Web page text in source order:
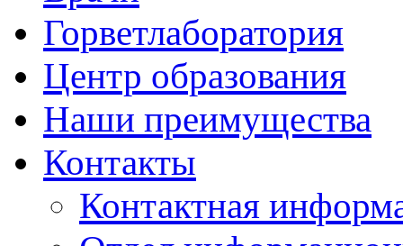
Горветлаборатория
Центр образования
Наши преимущества
Контакты
Контактная